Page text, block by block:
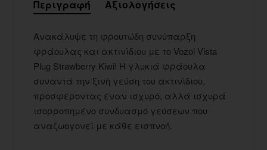
Περιγραφή Αξιολογήσεις
Ανακάλυψε τη φρουτώδη συνύπαρξη
φράουλας και ακτινίδιου με το Vozol Vista
Plug Strawberry Kiwi! Η γλυκιά φράουλα
συναντά την ξινή γεύση του ακτινίδιου,
προσφέροντας έναν ισχυρό, αλλά ισχυρά
ισορροπημένο συνδυασμό γεύσεων που
αναζωογονεί με κάθε εισπνοή.